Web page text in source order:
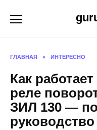
ГЛАВНАЯ » ИНТЕРЕСНО
Как
реле
ЗИЛ 130 —
руководство